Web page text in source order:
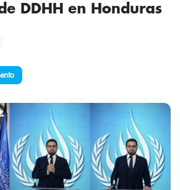
DDHH en Honduras